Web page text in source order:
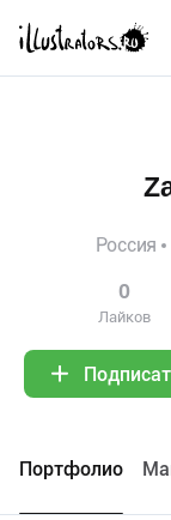
Россия
0
Лайков
Портфолио